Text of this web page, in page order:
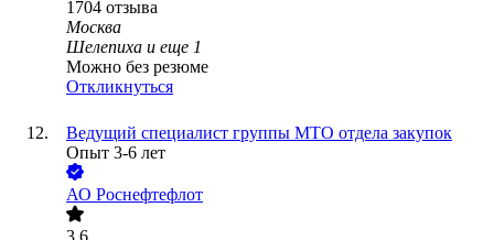
1704 отзыва
Москва
Шелепиха и еще 1
Можно без резюме
Откликнуться
Ведущий специалист группы МТО отдела закупок
Опыт 3-6 лет
АО Роснефтефлот